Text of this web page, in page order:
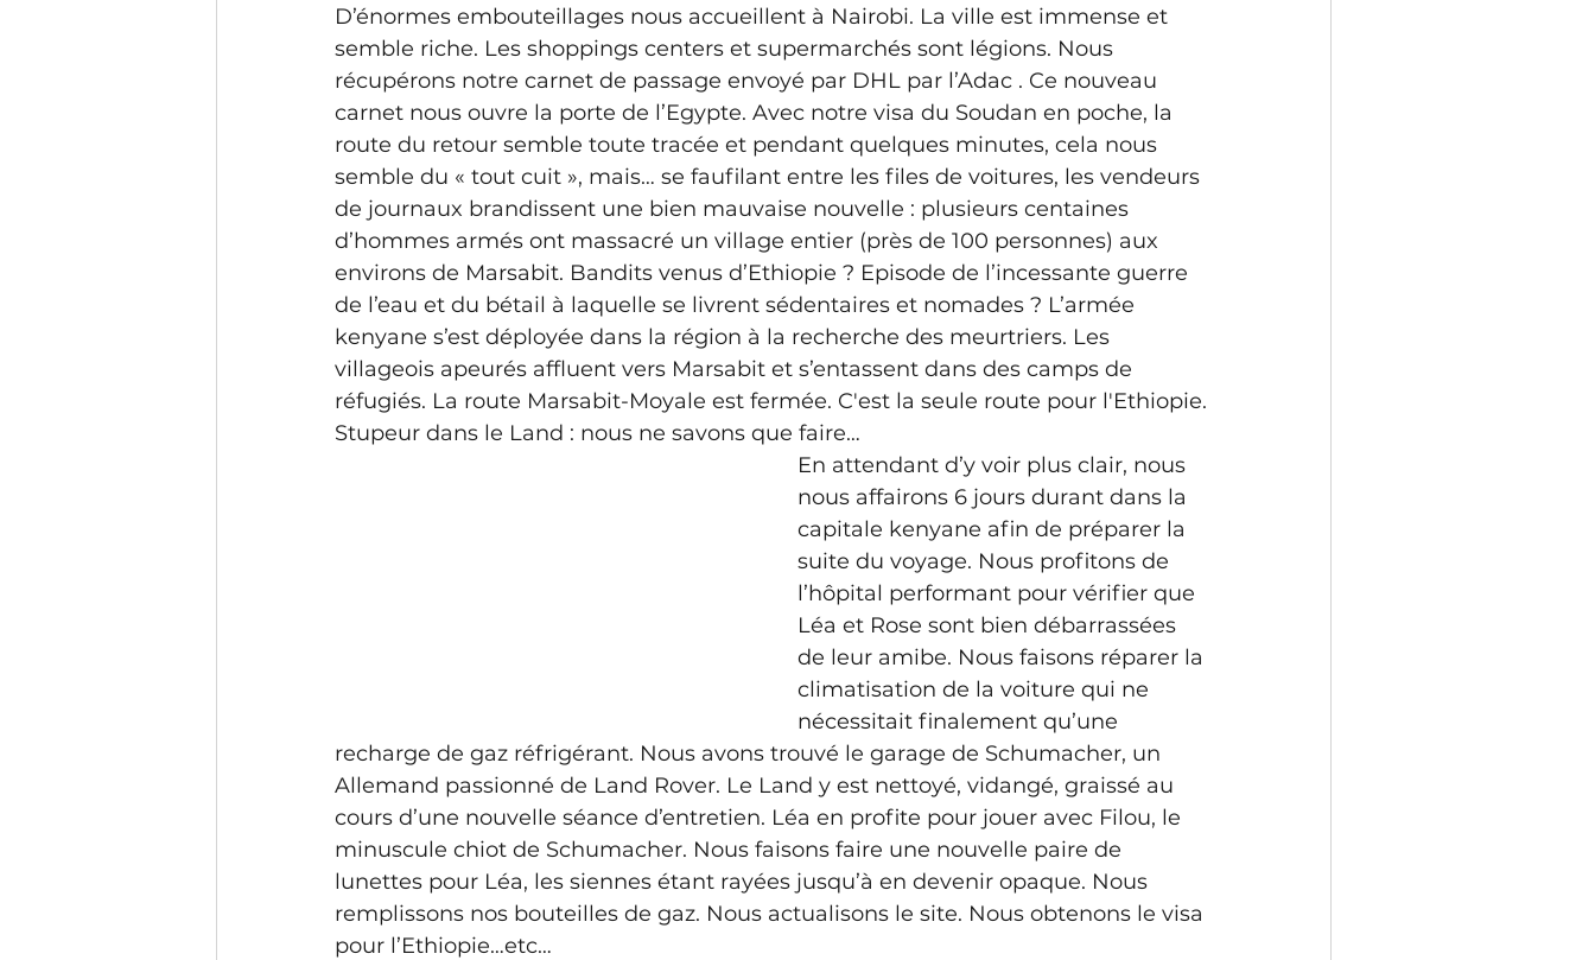
D’énormes embouteillages nous accueillent à Nairobi. La ville est immense et
semble riche. Les shoppings centers et supermarchés sont légions. Nous
récupérons notre carnet de passage envoyé par DHL par l’Adac . Ce nouveau
carnet nous ouvre la porte de l’Egypte. Avec notre visa du Soudan en poche, la
route du retour semble toute tracée et pendant quelques minutes, cela nous
semble du « tout cuit », mais… se faufilant entre les files de voitures, les vendeurs
de journaux brandissent une bien mauvaise nouvelle : plusieurs centaines
d’hommes armés ont massacré un village entier (près de 100 personnes) aux
environs de Marsabit. Bandits venus d’Ethiopie ? Episode de l’incessante guerre
de l’eau et du bétail à laquelle se livrent sédentaires et nomades ? L’armée
kenyane s’est déployée dans la région à la recherche des meurtriers. Les
villageois apeurés affluent vers Marsabit et s’entassent dans des camps de
réfugiés. La route Marsabit-Moyale est fermée. C'est la seule route pour l'Ethiopie.
Stupeur dans le Land : nous ne savons que faire…
En attendant d’y voir plus clair, nous
nous affairons 6 jours durant dans la
capitale kenyane afin de préparer la
suite du voyage. Nous profitons de
l’hôpital performant pour vérifier que
Léa et Rose sont bien débarrassées
de leur amibe. Nous faisons réparer la
climatisation de la voiture qui ne
nécessitait finalement qu’une
recharge de gaz réfrigérant. Nous avons trouvé le garage de Schumacher, un
Allemand passionné de Land Rover. Le Land y est nettoyé, vidangé, graissé au
cours d’une nouvelle séance d’entretien. Léa en profite pour jouer avec Filou, le
minuscule chiot de Schumacher. Nous faisons faire une nouvelle paire de
lunettes pour Léa, les siennes étant rayées jusqu’à en devenir opaque. Nous
remplissons nos bouteilles de gaz. Nous actualisons le site. Nous obtenons le visa
pour l’Ethiopie…etc…